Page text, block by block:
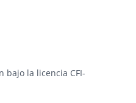
bajo la licencia CFI-